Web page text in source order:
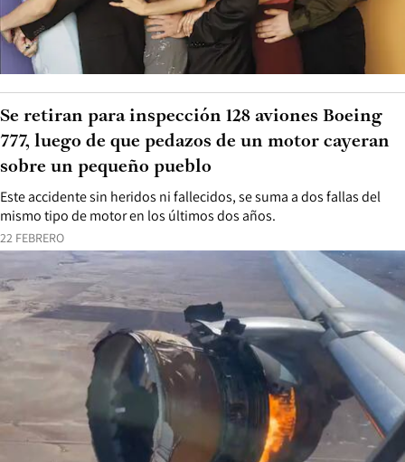
22 FEBRERO
Este accidente sin heridos ni fallecidos, se suma a dos fallas del
mismo tipo de motor en los últimos dos años.
Se retiran para inspección 128 aviones Boeing
777, luego de que pedazos de un motor cayeran
sobre un pequeño pueblo